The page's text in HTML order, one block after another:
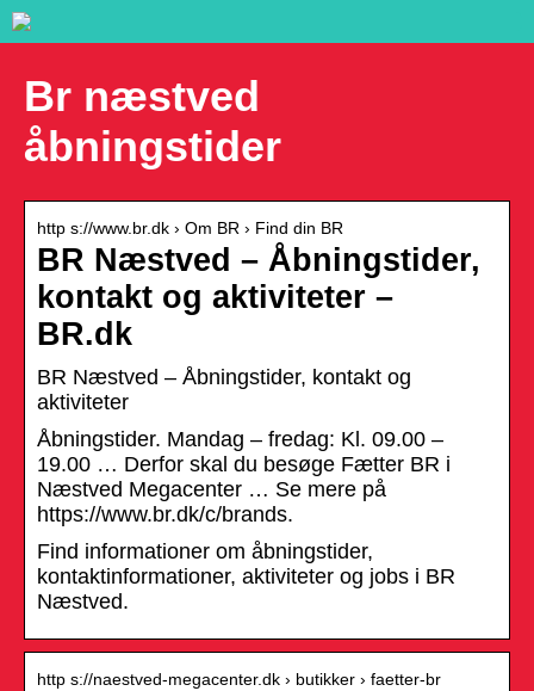
Br næstved
åbningstider
http s://www.br.dk › Om BR › Find din BR
BR Næstved – Åbningstider,
kontakt og aktiviteter –
BR.dk
BR Næstved – Åbningstider, kontakt og
aktiviteter
Åbningstider. Mandag – fredag: Kl. 09.00 –
19.00 … Derfor skal du besøge Fætter BR i
Næstved Megacenter … Se mere på
https://www.br.dk/c/brands.
Find informationer om åbningstider,
kontaktinformationer, aktiviteter og jobs i BR
Næstved.
http s://naestved-megacenter.dk › butikker › faetter-br